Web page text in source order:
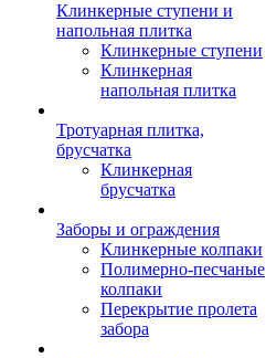
Клинкерные ступени и
напольная плитка
Клинкерные ступени
Клинкерная
напольная плитка
Тротуарная плитка,
брусчатка
Клинкерная
брусчатка
Заборы и ограждения
Клинкерные колпаки
Полимерно-песчаные
колпаки
Перекрытие пролета
забора